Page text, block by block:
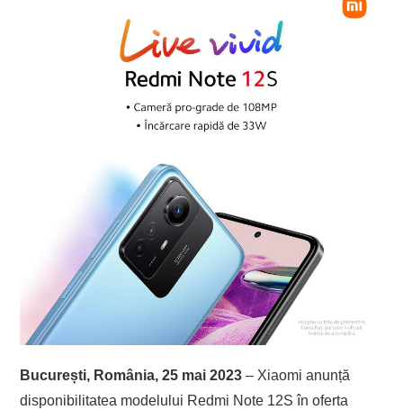
București, România, 25 mai 2023 – Xiaomi anunță
disponibilitatea modelului Redmi Note 12S în oferta